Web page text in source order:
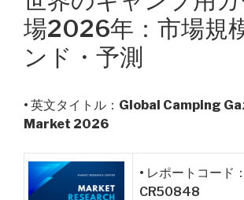
場2026年：市場規
ンド・予測
• 英文タイトル： Global Camping
Market 2026
• レポートコード
CR50848